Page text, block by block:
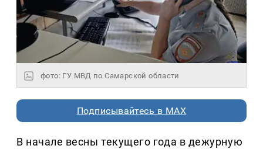
фото: ГУ МВД по Самарской области
Подписывайтесь в MAX
В начале весны текущего года в дежурную